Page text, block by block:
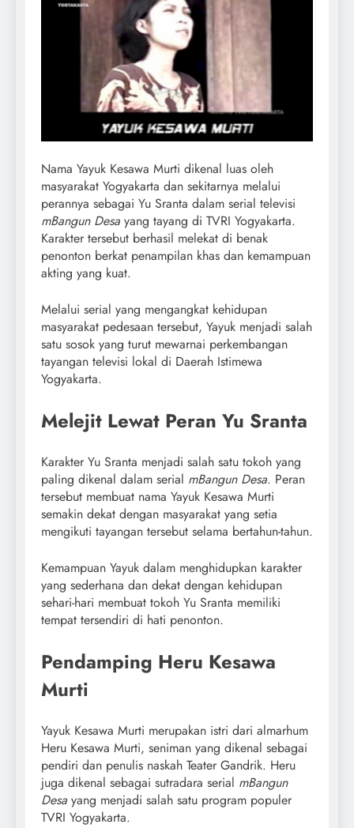
Nama Yayuk Kesawa Murti dikenal luas oleh
masyarakat Yogyakarta dan sekitarnya melalui
perannya sebagai Yu Sranta dalam serial televisi
mBangun Desa yang tayang di TVRI Yogyakarta.
Karakter tersebut berhasil melekat di benak
penonton berkat penampilan khas dan kemampuan
akting yang kuat.
Melalui serial yang mengangkat kehidupan
masyarakat pedesaan tersebut, Yayuk menjadi salah
satu sosok yang turut mewarnai perkembangan
tayangan televisi lokal di Daerah Istimewa
Yogyakarta.
Melejit Lewat Peran Yu Sranta
Karakter Yu Sranta menjadi salah satu tokoh yang
paling dikenal dalam serial mBangun Desa. Peran
tersebut membuat nama Yayuk Kesawa Murti
semakin dekat dengan masyarakat yang setia
mengikuti tayangan tersebut selama bertahun-tahun.
Kemampuan Yayuk dalam menghidupkan karakter
yang sederhana dan dekat dengan kehidupan
sehari-hari membuat tokoh Yu Sranta memiliki
tempat tersendiri di hati penonton.
Pendamping Heru Kesawa
Murti
Yayuk Kesawa Murti merupakan istri dari almarhum
Heru Kesawa Murti, seniman yang dikenal sebagai
pendiri dan penulis naskah Teater Gandrik. Heru
juga dikenal sebagai sutradara serial mBangun
Desa yang menjadi salah satu program populer
TVRI Yogyakarta.